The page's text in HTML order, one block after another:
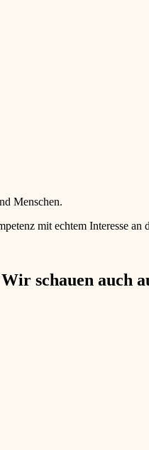
Menschen.
mit echtem Interesse
schauen auch